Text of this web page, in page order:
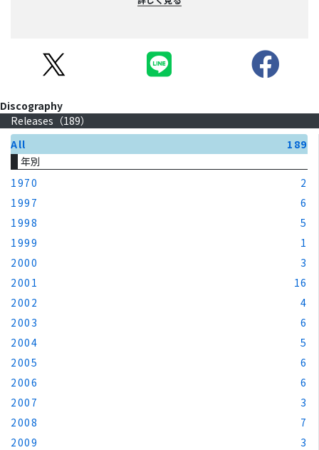
Discography
Releases（189）
All
189
年別
1970
2
1997
6
1998
5
1999
1
2000
3
2001
16
2002
4
2003
6
2004
5
2005
6
2006
6
2007
3
2008
7
2009
3